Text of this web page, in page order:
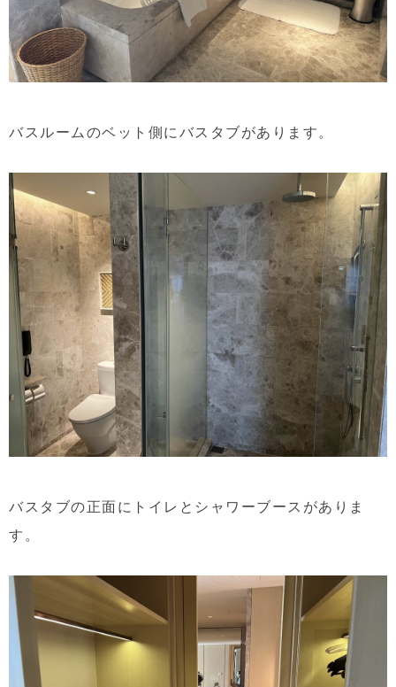
バスルームのベット側にバスタブがあります。
バスタブの正面にトイレとシャワーブースがありま
す。